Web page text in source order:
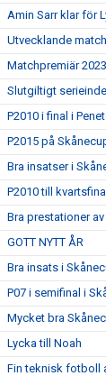
Amin Sarr klar för
Utvecklande
Matchpremiär
Slutgiltigt
P2010 i final i
P2015 på
Bra insatser i
P2010 till
Bra prestationer
GOTT NYTT ÅR
Bra insats i
P07 i semifinal i
Mycket bra
Lycka till Noah
Fin teknisk fotboll